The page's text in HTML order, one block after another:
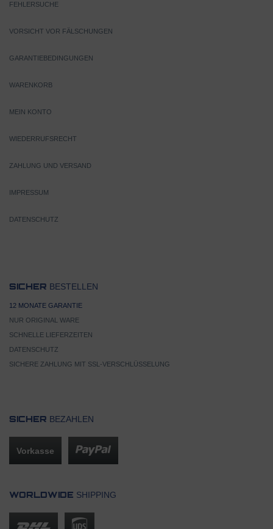
FEHLERSUCHE
VORSICHT VOR FÄLSCHUNGEN
GARANTIEBEDINGUNGEN
WARENKORB
MEIN KONTO
WIEDERRUFSRECHT
ZAHLUNG UND VERSAND
IMPRESSUM
DATENSCHUTZ
SICHER BESTELLEN
12 MONATE GARANTIE
NUR ORIGINAL WARE
SCHNELLE LIEFERZEITEN
DATENSCHUTZ
SICHERE ZAHLUNG MIT SSL-VERSCHLÜSSELUNG
SICHER BEZAHLEN
Vorkasse
WORLDWIDE SHIPPING